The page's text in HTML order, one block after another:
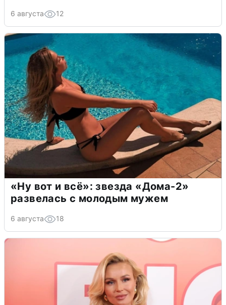
6 августа 12
«Ну вот и всё»: звезда «Дома-2»
развелась с молодым мужем
6 августа 18